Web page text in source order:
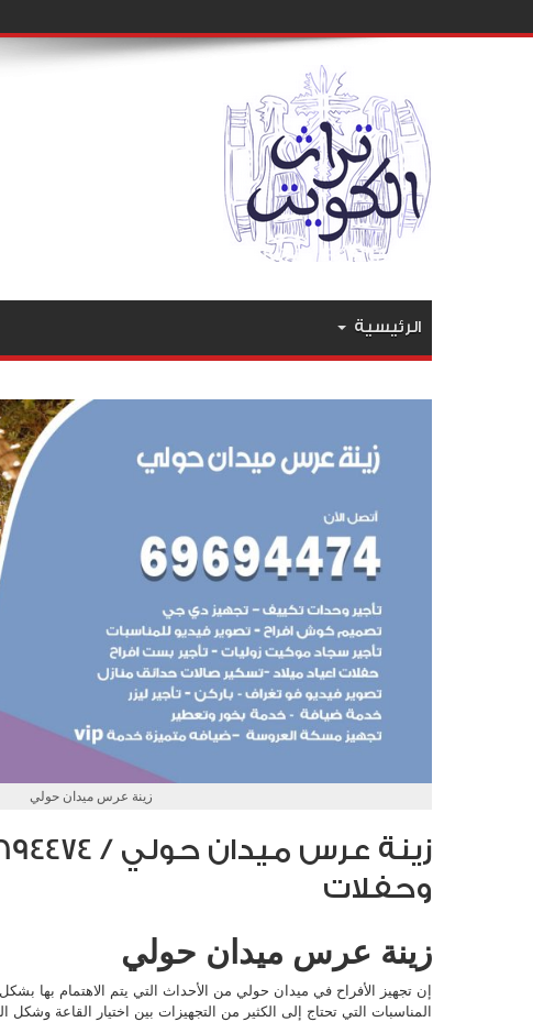
الرئيسية
زينة عرس ميدان حولي
وحفلات
زينة عرس ميدان حولي
إن تجهيز الأفراح في ميدان حولي من الأحداث التي يتم الاهتمام بها
المناسبات التي تحتاج إلى الكثير من التجهيزات بين اختيار القاعة